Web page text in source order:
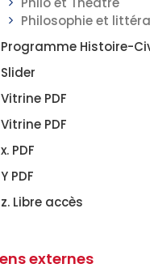
Philosophie et
Programme Histoire-
Slider
Vitrine PDF
Vitrine PDF
x. PDF
Y PDF
z. Libre accès
externes